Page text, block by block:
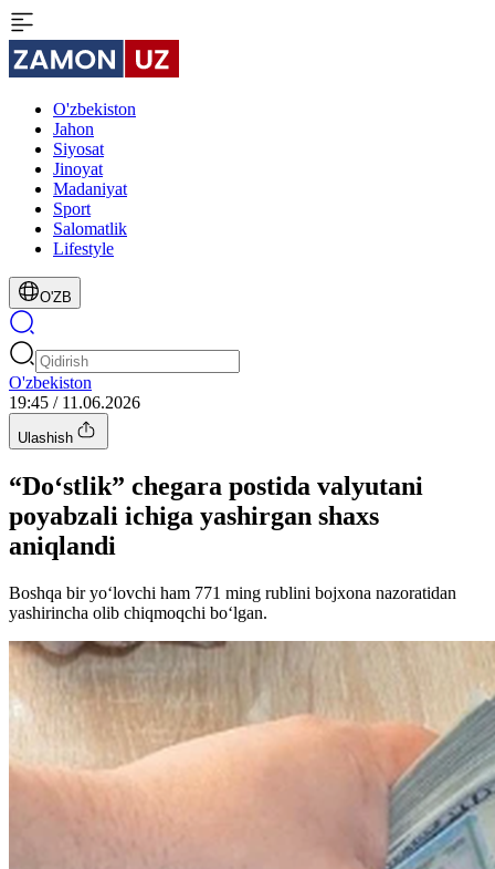
O'zbekiston
Jahon
Siyosat
Jinoyat
Madaniyat
Sport
Salomatlik
Lifestyle
O'ZB
O'zbekiston
19:45 / 11.06.2026
Ulashish
“Do‘stlik” chegara postida valyutani
poyabzali ichiga yashirgan shaxs
aniqlandi
Boshqa bir yo‘lovchi ham 771 ming rublini bojxona nazoratidan
yashirincha olib chiqmoqchi bo‘lgan.